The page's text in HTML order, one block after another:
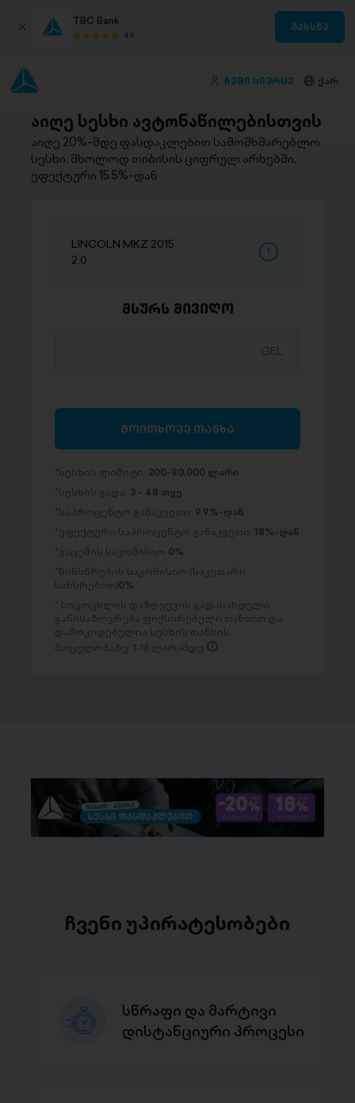
TBC Bank
4.9
გახსნა
ჩემი სივრცე ქარ
აიღე სესხი ავტონაწილებისთვის
აიღე 20%-მდე ფასდაკლებით სამომხმარებლო
სესხი, მხოლოდ თიბისის ციფრულ არხებში,
ეფექტური 15.5%-დან
LINCOLN MKZ 2015
2.0
მსურს მივიღო
მოითხოვე თანხა
სესხის ლიმიტი: 200-80,000 ლარი
სესხის ვადა: 3 - 48 თვე
საპროცენტო განაკვეთი: 9.9%-დან
ეფექტური საპროცენტო განაკვეთი: 18%-დან
გაცემის საკომისიო 0%
წინსწრების საკომისიო (საკუთარი
სახსრებით)0%
სიცოცხლის დაზღვევის გადასახდელი
განისაზღვრება ფიქსირებული თანხით და
დამოკიდებულია სესხის თანხის
მოცულობაზე: 1-16 ლარამდე
ჩვენი უპირატესობები
სწრაფი და მარტივი
დისტანციური პროცესი